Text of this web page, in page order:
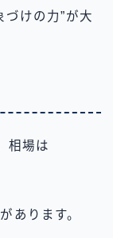
けの力”が大
相場は
あります。